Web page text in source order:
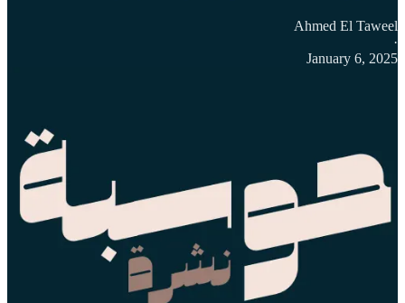
Ahmed El Taweel
·
January 6, 2025